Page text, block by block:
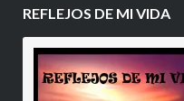
REFLEJOS DE MI VIDA